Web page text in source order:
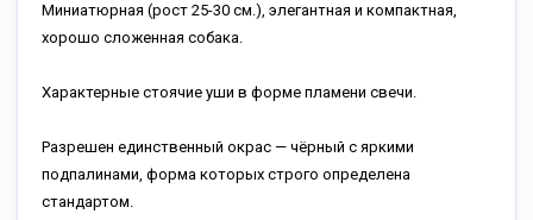
Миниатюрная (рост 25-30 см.), элегантная и компактная,
хорошо сложенная собака.
Характерные стоячие уши в форме пламени свечи.
Разрешен единственный окрас — чёрный с яркими
подпалинами, форма которых строго определена
стандартом.